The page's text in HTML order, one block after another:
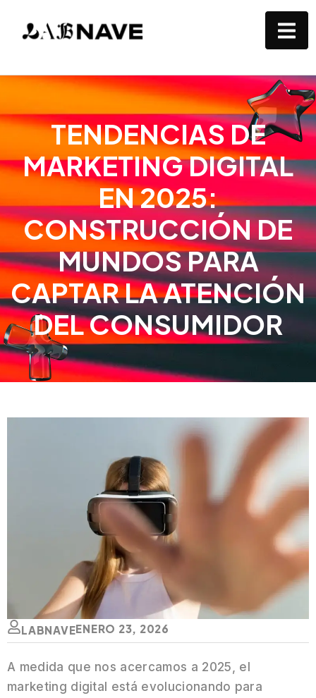
TENDENCIAS DE
MARKETING DIGITAL
EN 2025:
CONSTRUCCIÓN DE
MUNDOS PARA
CAPTAR LA ATENCIÓN
DEL CONSUMIDOR
LABNAVEENERO 23, 2026
A medida que nos acercamos a 2025, el
marketing digital está evolucionando para